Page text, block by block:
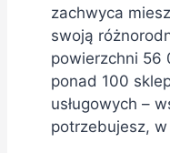
zachwyca
swoją
powierzchni 56
ponad 100
usługowych –
potrzebujesz,